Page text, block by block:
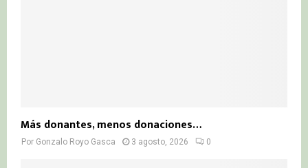
Más donantes, menos donaciones…
Por Gonzalo Royo Gasca 3 agosto, 2026 0